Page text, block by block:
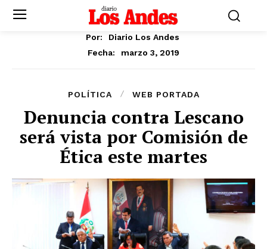
Por:
Diario Los Andes
Fecha:
marzo 3, 2019
POLÍTICA WEB PORTADA
Denuncia contra Lescano
será vista por Comisión de
Ética este martes